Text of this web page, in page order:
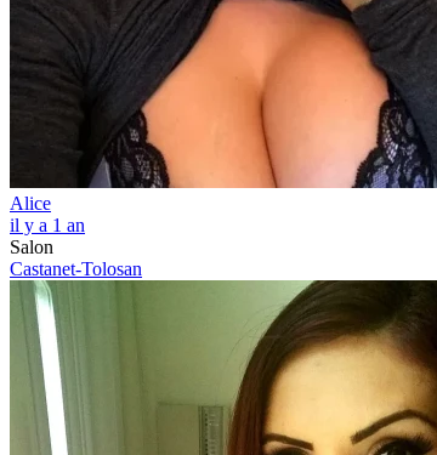
Alice
il y a 1 an
Salon
Castanet-Tolosan